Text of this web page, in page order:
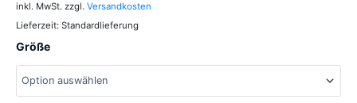
inkl. MwSt. zzgl. Versandkosten
Lieferzeit: Standardlieferung
Größe